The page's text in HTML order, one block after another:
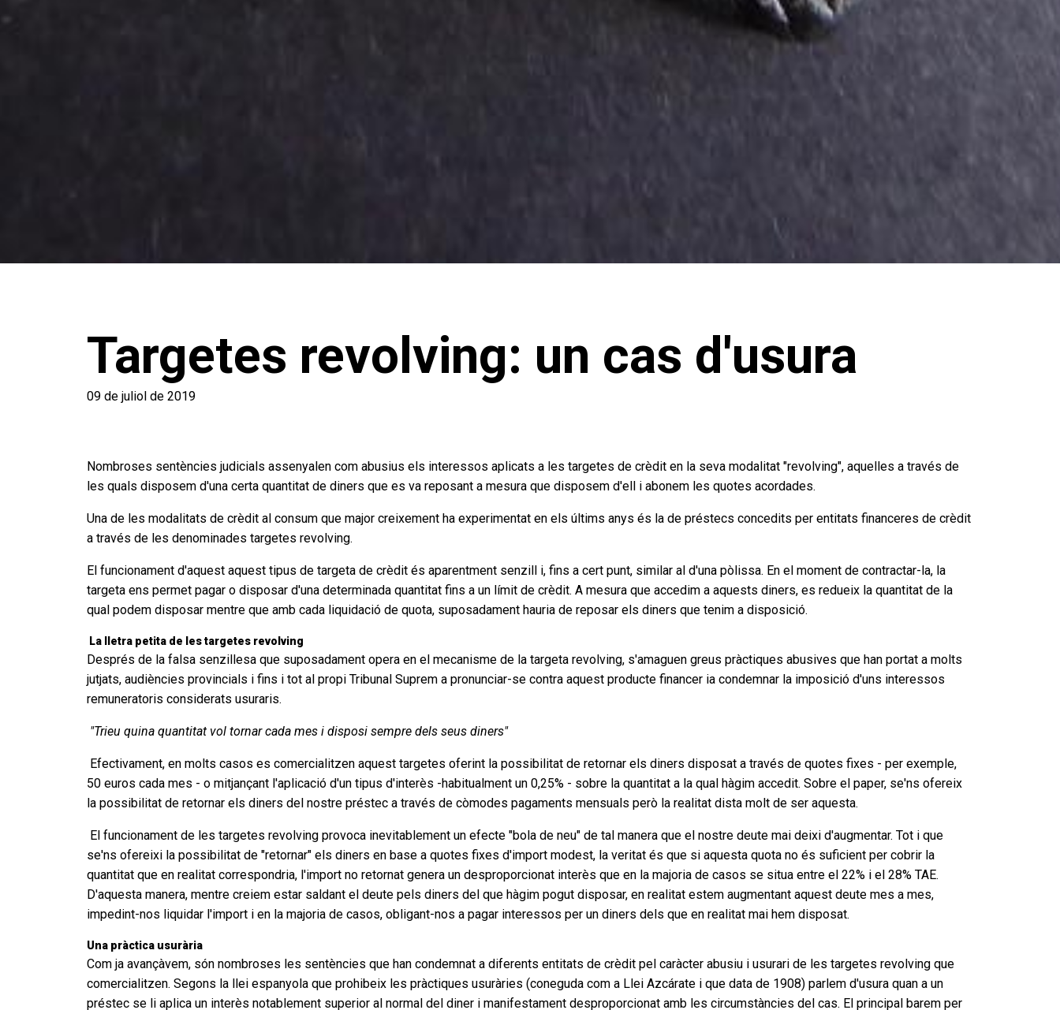
Targetes revolving: un cas d'usura
09 de juliol de 2019
Nombroses sentències judicials assenyalen com abusius els interessos aplicats a les targetes de crèdit en la seva modalitat "revolving", aquelles a través de
les quals disposem d'una certa quantitat de diners que es va reposant a mesura que disposem d'ell i abonem les quotes acordades.
Una de les modalitats de crèdit al consum que major creixement ha experimentat en els últims anys és la de préstecs concedits per entitats financeres de crèdit
a través de les denominades targetes revolving.
El funcionament d'aquest aquest tipus de targeta de crèdit és aparentment senzill i, fins a cert punt, similar al d'una pòlissa. En el moment de contractar-la, la
targeta ens permet pagar o disposar d'una determinada quantitat fins a un límit de crèdit. A mesura que accedim a aquests diners, es redueix la quantitat de la
qual podem disposar mentre que amb cada liquidació de quota, suposadament hauria de reposar els diners que tenim a disposició.
La lletra petita de les targetes revolving
Després de la falsa senzillesa que suposadament opera en el mecanisme de la targeta revolving, s'amaguen greus pràctiques abusives que han portat a molts
jutjats, audiències provincials i fins i tot al propi Tribunal Suprem a pronunciar-se contra aquest producte financer ia condemnar la imposició d'uns interessos
remuneratoris considerats usuraris.
"Trieu quina quantitat vol tornar cada mes i disposi sempre dels seus diners"
Efectivament, en molts casos es comercialitzen aquest targetes oferint la possibilitat de retornar els diners disposat a través de quotes fixes - per exemple,
50 euros cada mes - o mitjançant l'aplicació d'un tipus d'interès -habitualment un 0,25% - sobre la quantitat a la qual hàgim accedit. Sobre el paper, se'ns ofereix
la possibilitat de retornar els diners del nostre préstec a través de còmodes pagaments mensuals però la realitat dista molt de ser aquesta.
El funcionament de les targetes revolving provoca inevitablement un efecte "bola de neu" de tal manera que el nostre deute mai deixi d'augmentar. Tot i que
se'ns ofereixi la possibilitat de "retornar" els diners en base a quotes fixes d'import modest, la veritat és que si aquesta quota no és suficient per cobrir la
quantitat que en realitat correspondria, l'import no retornat genera un desproporcionat interès que en la majoria de casos se situa entre el 22% i el 28% TAE.
D'aquesta manera, mentre creiem estar saldant el deute pels diners del que hàgim pogut disposar, en realitat estem augmentant aquest deute mes a mes,
impedint-nos liquidar l'import i en la majoria de casos, obligant-nos a pagar interessos per un diners dels que en realitat mai hem disposat.
Una pràctica usurària
Com ja avançàvem, són nombroses les sentències que han condemnat a diferents entitats de crèdit pel caràcter abusiu i usurari de les targetes revolving que
comercialitzen. Segons la llei espanyola que prohibeix les pràctiques usuràries (coneguda com a Llei Azcárate i que data de 1908) parlem d'usura quan a un
préstec se li aplica un interès notablement superior al normal del diner i manifestament desproporcionat amb les circumstàncies del cas. El principal barem per